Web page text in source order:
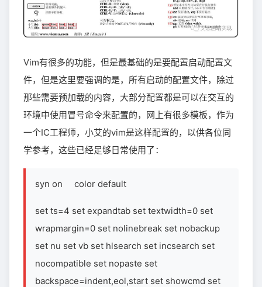
Vim有很多的功能，但是最基础的是要配置启动配置文
件，但是这里要强调的是，所有启动的配置文件，除过
那些需要预加载的内容，大部分配置都是可以在交互的
环境中使用冒号命令来配置的，网上有很多模板，作为
一个IC工程师，小艾的vim是这样配置的，以供各位同
学参考，这些已经足够日常使用了：
syn on color default
set ts=4 set expandtab set textwidth=0 set
wrapmargin=0 set nolinebreak set nobackup
set nu set vb set hlsearch set incsearch set
nocompatible set nopaste set
backspace=indent,eol,start set showcmd set